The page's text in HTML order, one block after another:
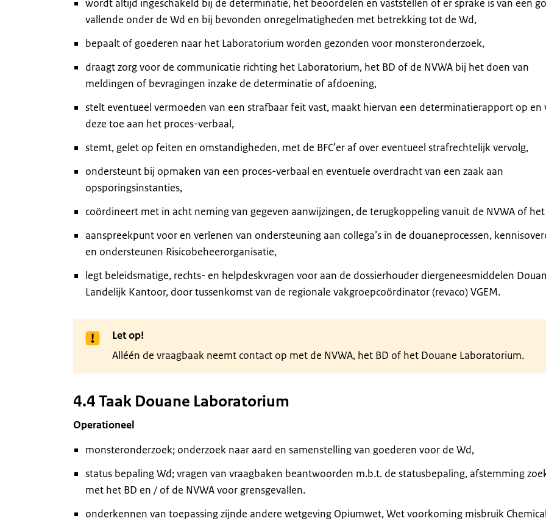
wordt altijd ingeschakeld bij de determinatie, het beoordelen en vaststellen of er sprake is van een
vallende onder de Wd en bij bevonden onregelmatigheden met betrekking tot de Wd,
bepaalt of goederen naar het Laboratorium worden gezonden voor monsteronderzoek,
draagt zorg voor de communicatie richting het Laboratorium, het BD of de NVWA bij het doen van
meldingen of bevragingen inzake de determinatie of afdoening,
stelt eventueel vermoeden van een strafbaar feit vast, maakt hiervan een determinatierapport op en
deze toe aan het proces-verbaal,
stemt, gelet op feiten en omstandigheden, met de BFC’er af over eventueel strafrechtelijk vervolg,
ondersteunt bij opmaken van een proces-verbaal en eventuele overdracht van een zaak aan
opsporingsinstanties,
coördineert met in acht neming van gegeven aanwijzingen, de terugkoppeling vanuit de NVWA of het
aanspreekpunt voor en verlenen van ondersteuning aan collega’s in de douaneprocessen,
en ondersteunen Risicobeheerorganisatie,
legt beleidsmatige, rechts- en helpdeskvragen voor aan de dossierhouder diergeneesmiddelen
Landelijk Kantoor, door tussenkomst van de regionale vakgroepcoördinator (revaco) VGEM.
Let op!
Alléén de vraagbaak neemt contact op met de NVWA, het BD of het Douane Laboratorium.
4.4 Taak Douane Laboratorium
Operationeel
monsteronderzoek; onderzoek naar aard en samenstelling van goederen voor de Wd,
status bepaling Wd; vragen van vraagbaken beantwoorden m.b.t. de statusbepaling, afstemming
met het BD en / of de NVWA voor grensgevallen.
onderkennen van toepassing zijnde andere wetgeving Opiumwet, Wet voorkoming misbruik